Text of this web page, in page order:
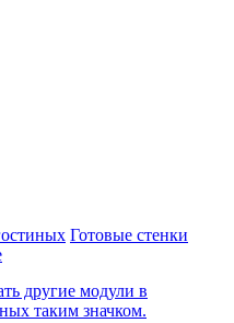
Готовые стенки
другие модули в
таким значком.